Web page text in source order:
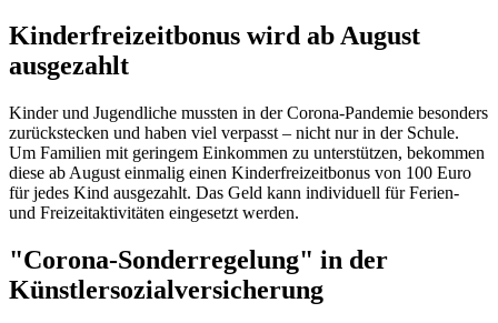
Kinderfreizeitbonus wird ab August
ausgezahlt
Kinder und Jugendliche mussten in der Corona-Pandemie besonders
zurückstecken und haben viel verpasst – nicht nur in der Schule.
Um Familien mit geringem Einkommen zu unterstützen, bekommen
diese ab August einmalig einen Kinderfreizeitbonus von 100 Euro
für jedes Kind ausgezahlt. Das Geld kann individuell für Ferien-
und Freizeitaktivitäten eingesetzt werden.
"Corona-Sonderregelung" in der
Künstlersozialversicherung